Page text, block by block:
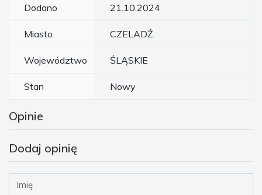
Dodano 21.10.2024
Miasto CZELADŹ
Województwo ŚLĄSKIE
Stan Nowy
Opinie
Dodaj opinię